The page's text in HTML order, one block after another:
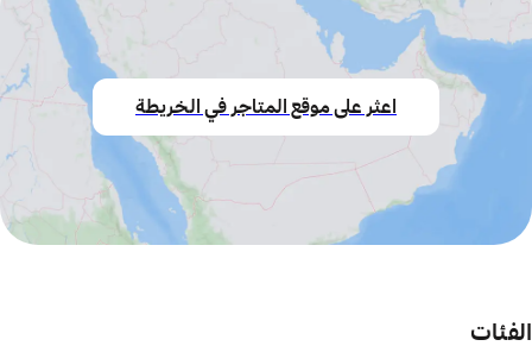
اعثر على موقع المتاجر في الخريطة
الفئات